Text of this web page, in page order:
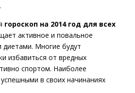
гороскоп на 2014 год для всех
активное и повальное
диетами. Многие будут
избавиться от вредных
спортом. Наиболее
в своих начинаниях